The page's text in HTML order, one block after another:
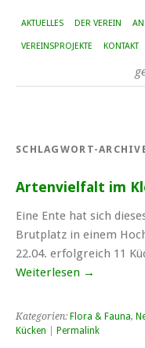
AKTUELLES DER VEREIN
VEREINSPROJEKTE KONTAKT
SCHLAGWORT-
Artenvielfalt im
Eine Ente hat sich
Brutplatz in einem
22.04. erfolgreich 11
Weiterlesen →
Kategorien: Flora & Fauna,
Kücken
Permalink